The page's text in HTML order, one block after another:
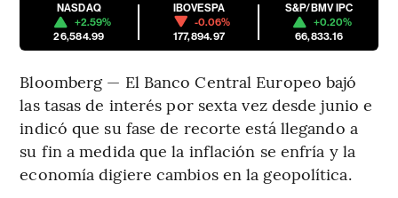
NASDAQ
+2.59%
26,584.99
IBOVESPA
-0.06%
177,894.97
S&P/BMV IPC
+0.20%
66,833.16
Bloomberg — El Banco Central Europeo bajó
las tasas de interés por sexta vez desde junio e
indicó que su fase de recorte está llegando a
su fin a medida que la inflación se enfría y la
economía digiere cambios en la geopolítica.